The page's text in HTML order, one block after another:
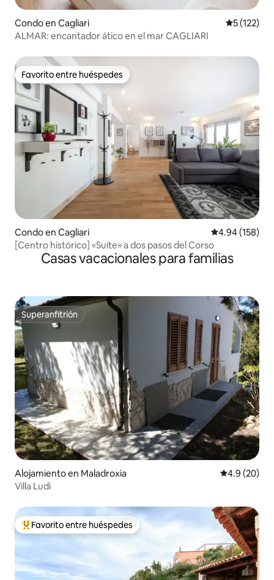
Condo en Cagliari
5 (122)
ALMAR: encantador ático en el mar CAGLIARI
Favorito entre huéspedes
Favorito entre huéspedes
Condo en Cagliari Calificación
4.94 (158)
[Centro histórico] «Suite» a dos pasos del Corso
Casas vacacionales para familias
Superanfitrión
Superanfitrión
Alojamiento en Maladroxia Calificación
4.9 (20)
Villa Ludi
Favorito entre huéspedes preferido
Favorito entre huéspedes